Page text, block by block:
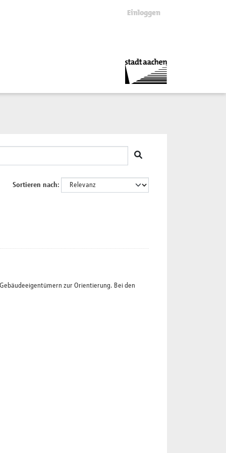
Einloggen
Sortieren nach
zur Orientierung. Bei den